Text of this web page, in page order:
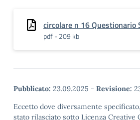
circolare n 16 Questionario
pdf - 209 kb
Pubblicato: 23.09.2025 - Revisione:
Eccetto dove diversamente
stato rilasciato sotto Licenza Creative